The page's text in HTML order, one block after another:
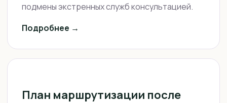
подмены экстренных служб консультацией.
Подробнее →
План маршрутизации после